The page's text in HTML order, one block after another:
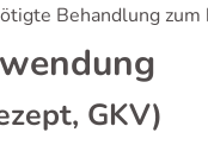
Behandlung
GKV)